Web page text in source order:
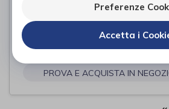
COPPIA DI RUOTE
diWimed
PROVA E ACQUISTA IN
Preferenze
Accetta i